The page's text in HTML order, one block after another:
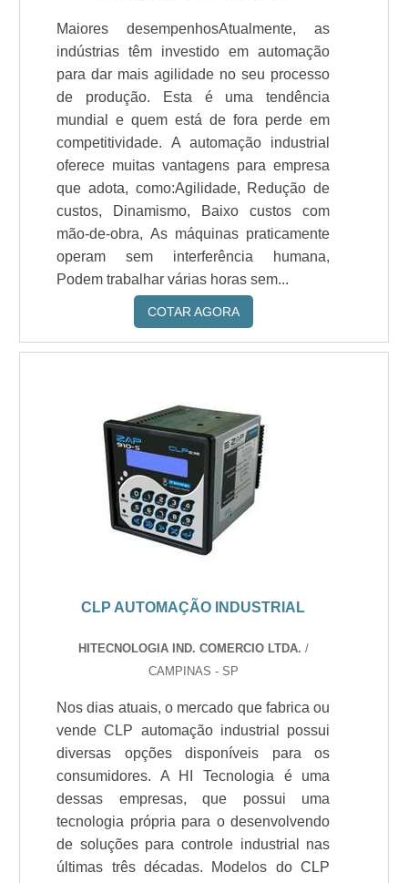
Maiores desempenhosAtualmente, as
indústrias têm investido em automação
para dar mais agilidade no seu processo
de produção. Esta é uma tendência
mundial e quem está de fora perde em
competitividade. A automação industrial
oferece muitas vantagens para empresa
que adota, como:Agilidade, Redução de
custos, Dinamismo, Baixo custos com
mão-de-obra, As máquinas praticamente
operam sem interferência humana,
Podem trabalhar várias horas sem...
COTAR AGORA
CLP AUTOMAÇÃO INDUSTRIAL
HITECNOLOGIA IND. COMERCIO LTDA. /
CAMPINAS - SP
Nos dias atuais, o mercado que fabrica ou
vende CLP automação industrial possui
diversas opções disponíveis para os
consumidores. A HI Tecnologia é uma
dessas empresas, que possui uma
tecnologia própria para o desenvolvendo
de soluções para controle industrial nas
últimas três décadas. Modelos do CLP